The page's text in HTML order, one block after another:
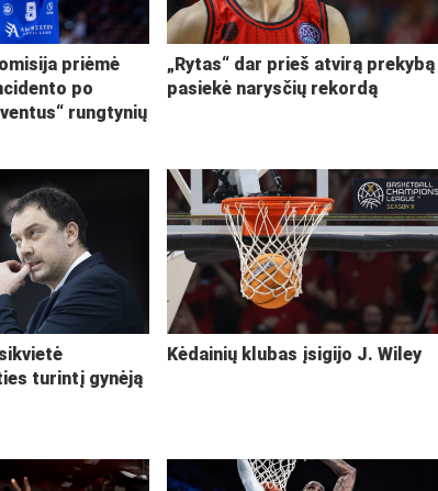
priėmė
po
rungtynių
„Rytas“ dar prieš atvirą prekybą
pasiekė narysčių rekordą
turintį gynėją
Kėdainių klubas įsigijo J. Wiley